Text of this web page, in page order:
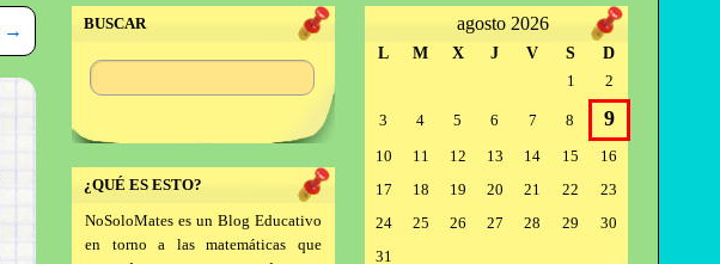
→ BUSCAR
¿QUÉ ES ESTO?
NoSoloMates es un Blog Educativo
en torno a las matemáticas que
agosto 2026
L M X J V S
D
1
2
3 4 5 6 7 8 9
10 11 12 13 14 15
16
17
18 19 20 21 22
23
24
25 26 27 28 29
30
31